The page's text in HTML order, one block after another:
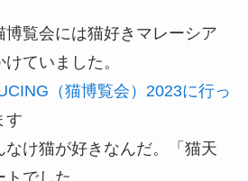
覧会には猫好きマレーシア
ていました。
（猫博覧会）2023に行っ
す
け猫が好きなんだ。「猫天
でした。